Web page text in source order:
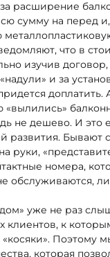
расширение
сумму на перед
что в
изучив договор,
и за
«вылились»
не дешево. И это
развития. Бывают
руки,
номера,
обслуживаются,
уже не раз
клиентов, к
Поэтому
которая